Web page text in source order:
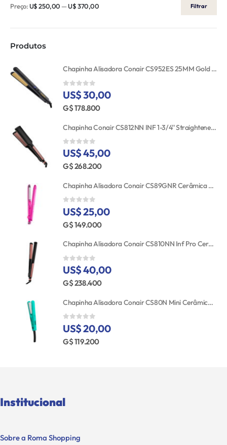
Filtrar
Preço:U$ 250,00—U$ 370,00
Produtos
Chapinha Alisadora Conair CS952ES 25MM Gold Ceramic 110V
0 out of 5
US$ 30,00
G$ 178.800
Chapinha Conair CS812NN INF 1-3/4'' Straightener RSE/GLD TGT
0 out of 5
US$ 45,00
G$ 268.200
Chapinha Alisadora Conair CS89GNR Cerâmica Turmalina 25MM Bivolt
0 out of 5
US$ 25,00
G$ 149.000
Chapinha Alisadora Conair CS810NN Inf Pro Cerâmica 25MM 110V
0 out of 5
US$ 40,00
G$ 238.400
Chapinha Alisadora Conair CS80N Mini Cerâmica Bivolt
0 out of 5
US$ 20,00
G$ 119.200
Institucional
Sobre a Roma Shopping